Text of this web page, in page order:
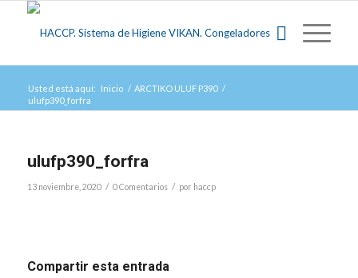
Usted está aquí: Inicio / ARCTIKO ULUF P390 /
ulufp390_forfra
ulufp390_forfra
13 noviembre, 2020 / 0 Comentarios / por haccp
Compartir esta entrada